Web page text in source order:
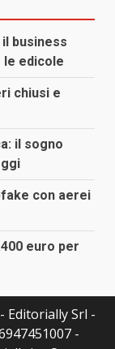
business
le edicole
chiusi e
il sogno
con aerei
euro per
Editorially Srl -
-